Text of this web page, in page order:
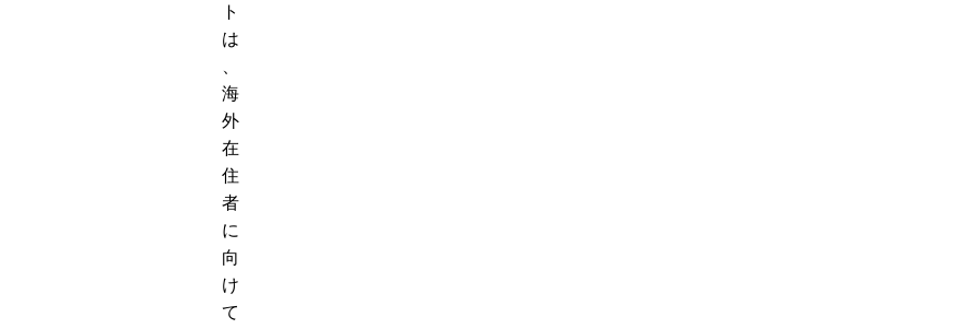
ト
は
海
外
在
住
者
に
向
け
て